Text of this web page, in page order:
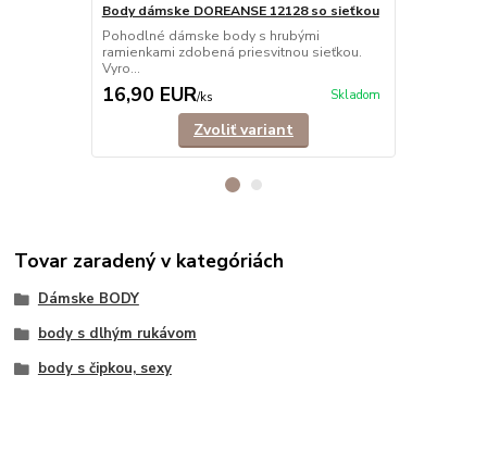
Body dámske DOREANSE 12128 so sieťkou
Pohodlné dámske body s hrubými
ramienkami zdobená priesvitnou sieťkou.
Vyro...
16,90 EUR/ks Skladom
Zvoliť variant
Tovar zaradený v kategóriách
Dámske BODY
body s dlhým rukávom
body s čipkou, sexy